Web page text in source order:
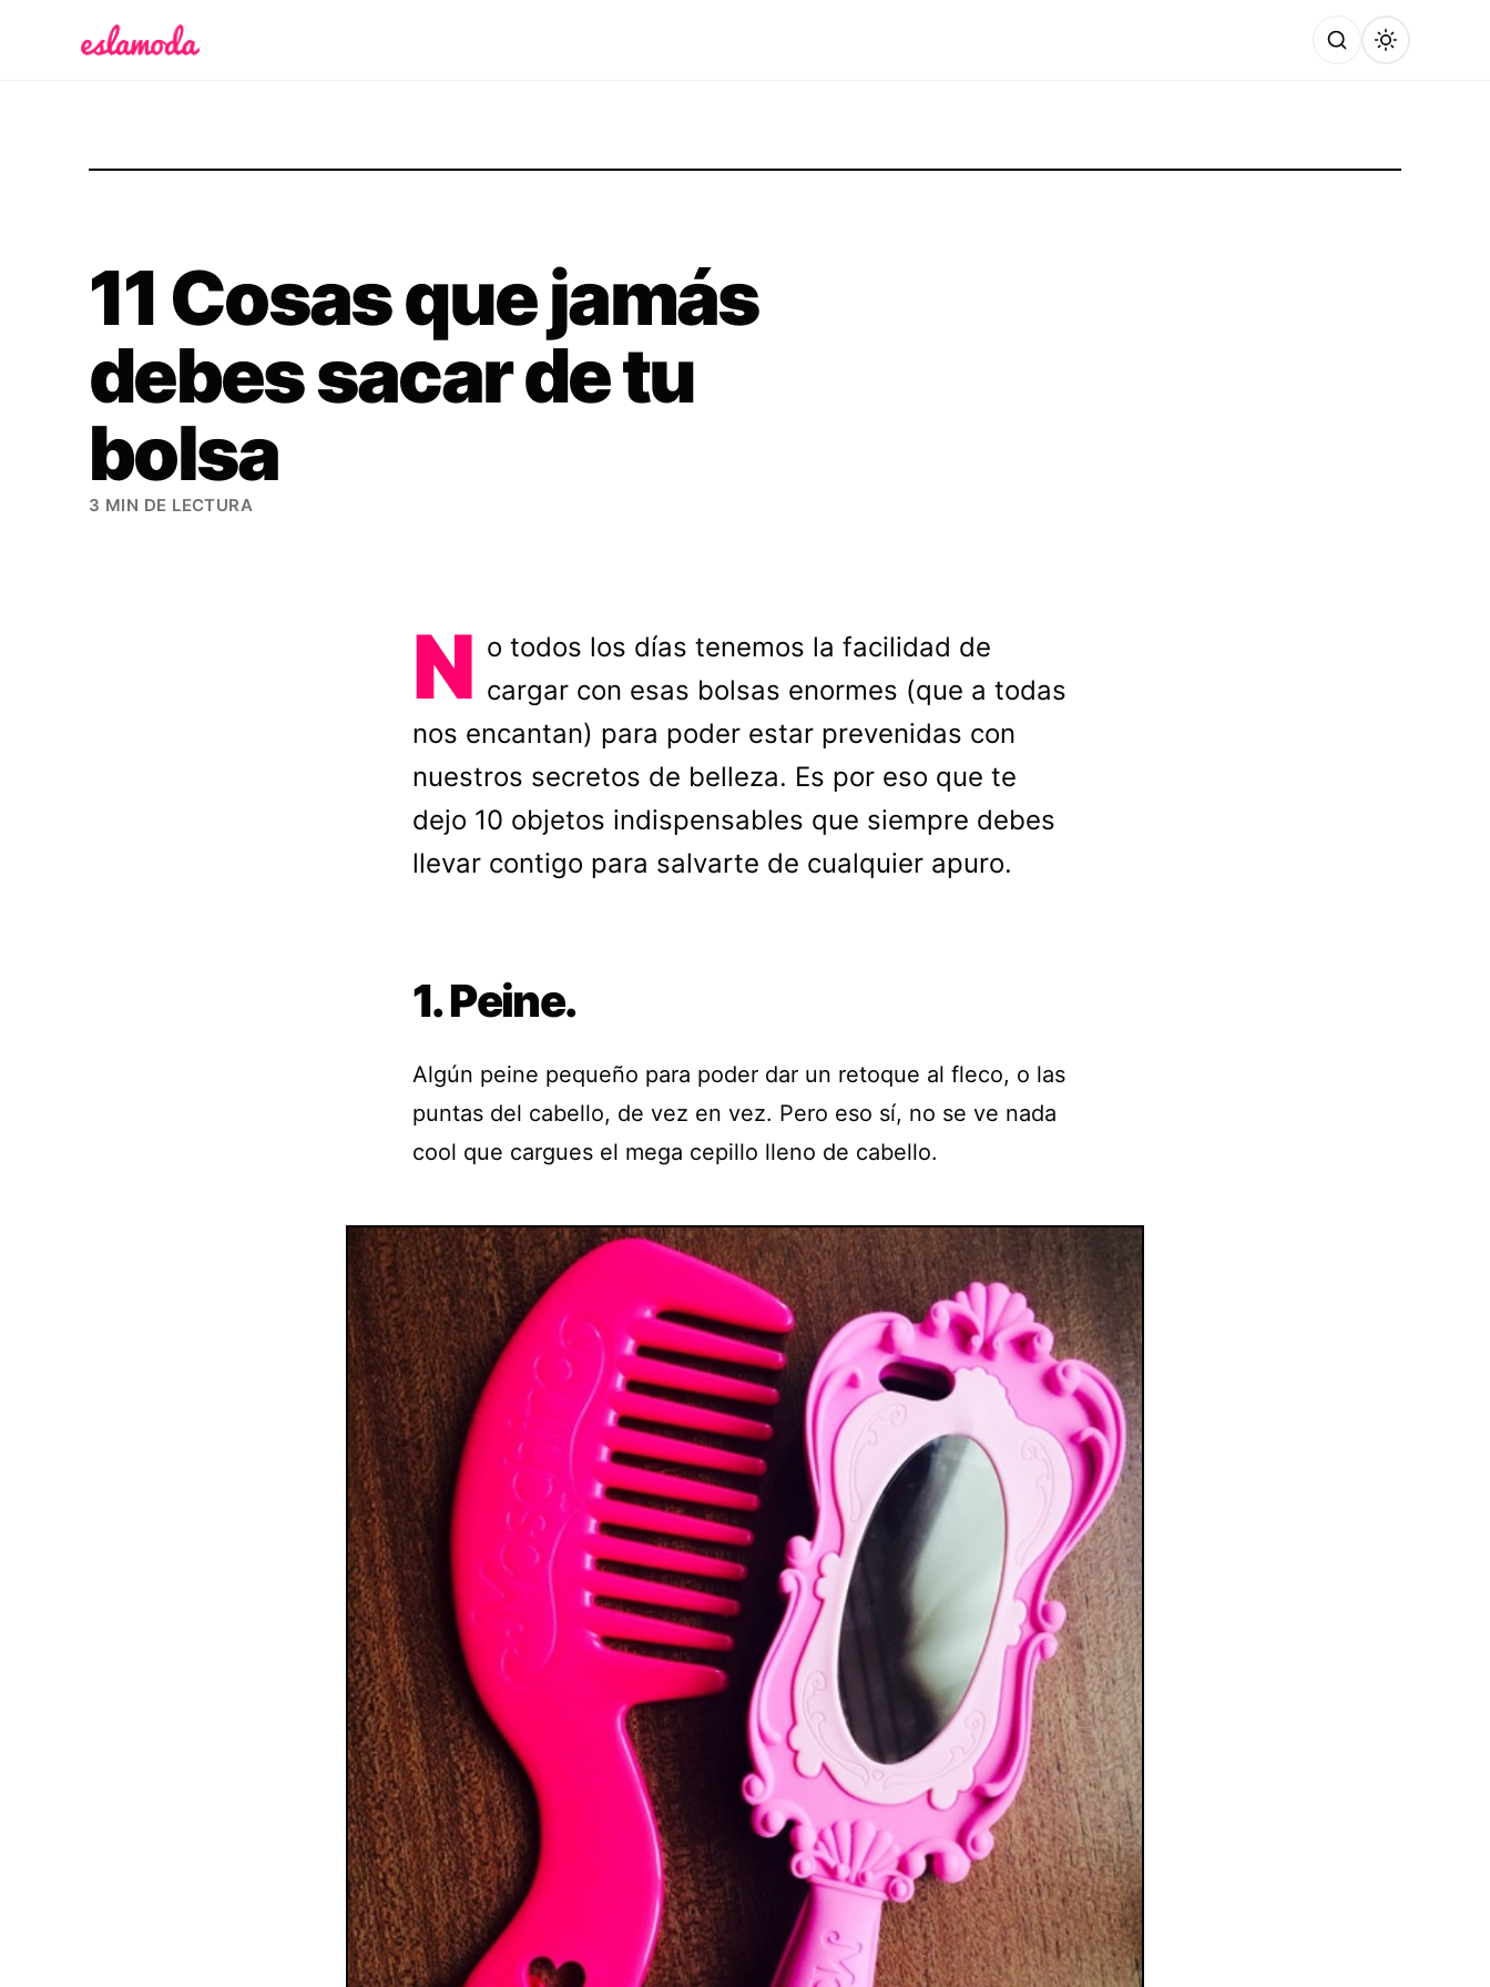
11 Cosas que jamás
debes sacar de tu
bolsa
3 MIN DE LECTURA
N o todos los días tenemos la facilidad de
cargar con esas bolsas enormes (que a todas
nos encantan) para poder estar prevenidas con
nuestros secretos de belleza. Es por eso que te
dejo 10 objetos indispensables que siempre debes
llevar contigo para salvarte de cualquier apuro.
1. Peine.
Algún peine pequeño para poder dar un retoque al fleco, o las
puntas del cabello, de vez en vez. Pero eso sí, no se ve nada
cool que cargues el mega cepillo lleno de cabello.